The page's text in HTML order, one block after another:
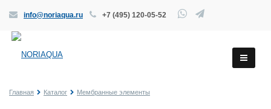
info@noriaqua.ru +7 (495) 120-05-52
Главная Каталог Мембранные элементы